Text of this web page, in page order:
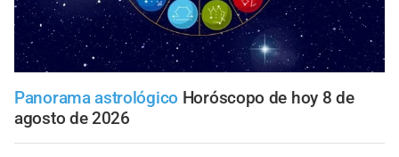
Panorama astrológico Horóscopo de hoy 8 de
agosto de 2026